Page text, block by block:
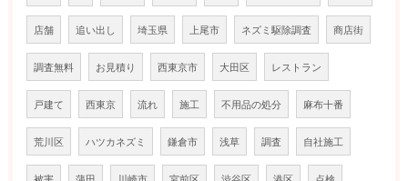
店舗 追い出し 埼玉県 上尾市 ネズミ駆除調査 商店街
調査無料 お見積り 西東京市 大田区 レストラン
戸建て 西東京 流れ 施工 不用品の処分 麻布十番
荒川区 ハツカネズミ 鎌倉市 浅草 調査 自社施工